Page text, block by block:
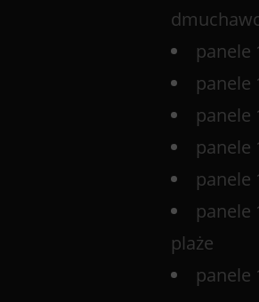
panele
panele
panele
panele
panele
panele
plaże
panele